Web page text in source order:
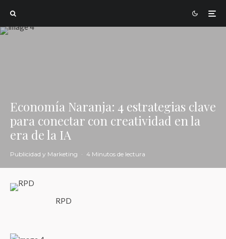
Economía Naranja: 4 estrategias clave
para conectar con creatividad en la
era de la IA
Publicidad y Marketing · 4 Minutos de lectura
RPD